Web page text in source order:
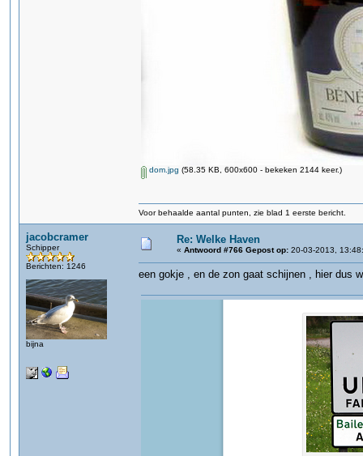
dom.jpg (58.35 KB, 600x600 - bekeken 2144 keer.)
Voor behaalde aantal punten, zie blad 1 eerste bericht.
jacobcramer
Schipper
Berichten: 1246
bijna
Re: Welke Haven
« Antwoord #766 Gepost op: 20-03-2013,
een gokje , en de zon gaat schijnen , hier dus